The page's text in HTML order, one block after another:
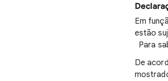
Em
estão
Para
De